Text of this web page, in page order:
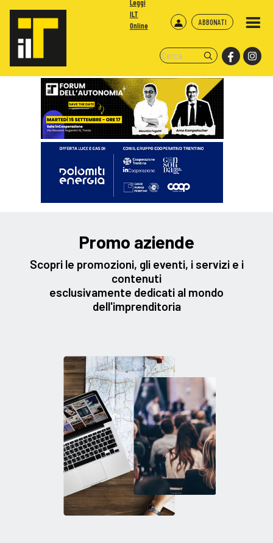
ABBONATI
Leggi
ILT
Online
Promo aziende
Scopri le promozioni, gli eventi, i servizi e i
contenuti
esclusivamente dedicati al mondo
dell'imprenditoria